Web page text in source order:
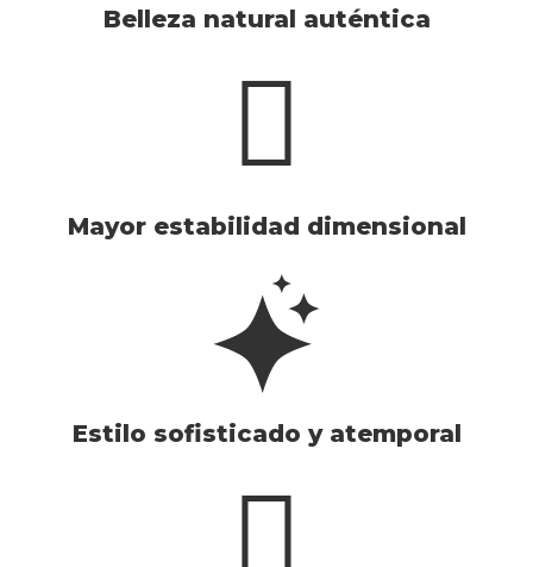
Belleza natural auténtica
Mayor estabilidad dimensional
Estilo sofisticado y atemporal